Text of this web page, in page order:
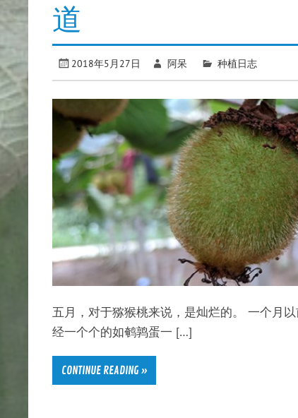
道
2018年5月27日 阿呆 种植日志
五月，对于猕猴桃来说，是灿烂的。 一个月
经一个个的如鹌鹑蛋一 […]
CONTINUE READING »